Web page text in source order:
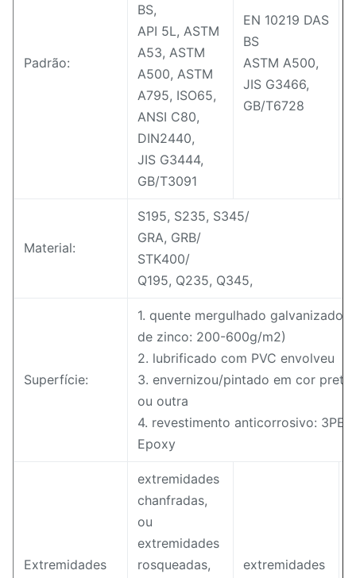
Padrão:
BS,
API 5L, ASTM
A53, ASTM
A500, ASTM
A795, ISO65,
ANSI C80,
DIN2440,
JIS G3444,
GB/T3091
EN 10219 DAS
BS
ASTM A500,
JIS G3466,
GB/T6728
Material:
S195, S235, S345/
GRA, GRB/
STK400/
Q195, Q235, Q345,
Superfície:
1. quente mergulhado galvanizado
de zinco: 200-600g/m2)
2. lubrificado com PVC envolveu
3. envernizou/pintado em cor preta
ou outra
4. revestimento anticorrosivo: 3PE/
Epoxy
Extremidades
extremidades
chanfradas,
ou
extremidades
rosqueadas,
extremidades